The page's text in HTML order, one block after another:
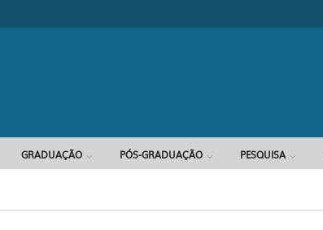
Formulário de busca
GRADUAÇÃO PÓS-GRADUAÇÃO PESQUISA